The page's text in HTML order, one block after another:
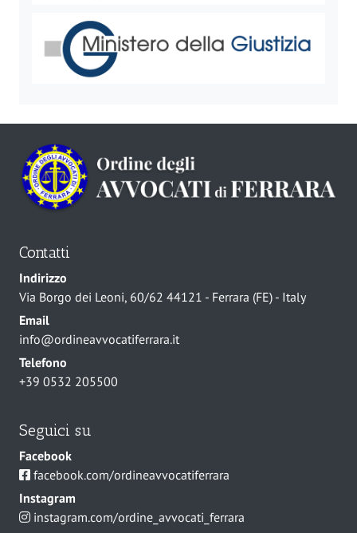
Contatti
Indirizzo
Via Borgo dei Leoni, 60/62 44121 - Ferrara (FE) - Italy
Email
info@ordineavvocatiferrara.it
Telefono
+39 0532 205500
Seguici su
Facebook
facebook.com/ordineavvocatiferrara
Instagram
instagram.com/ordine_avvocati_ferrara